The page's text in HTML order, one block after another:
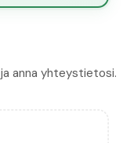
anna yhteystietosi.